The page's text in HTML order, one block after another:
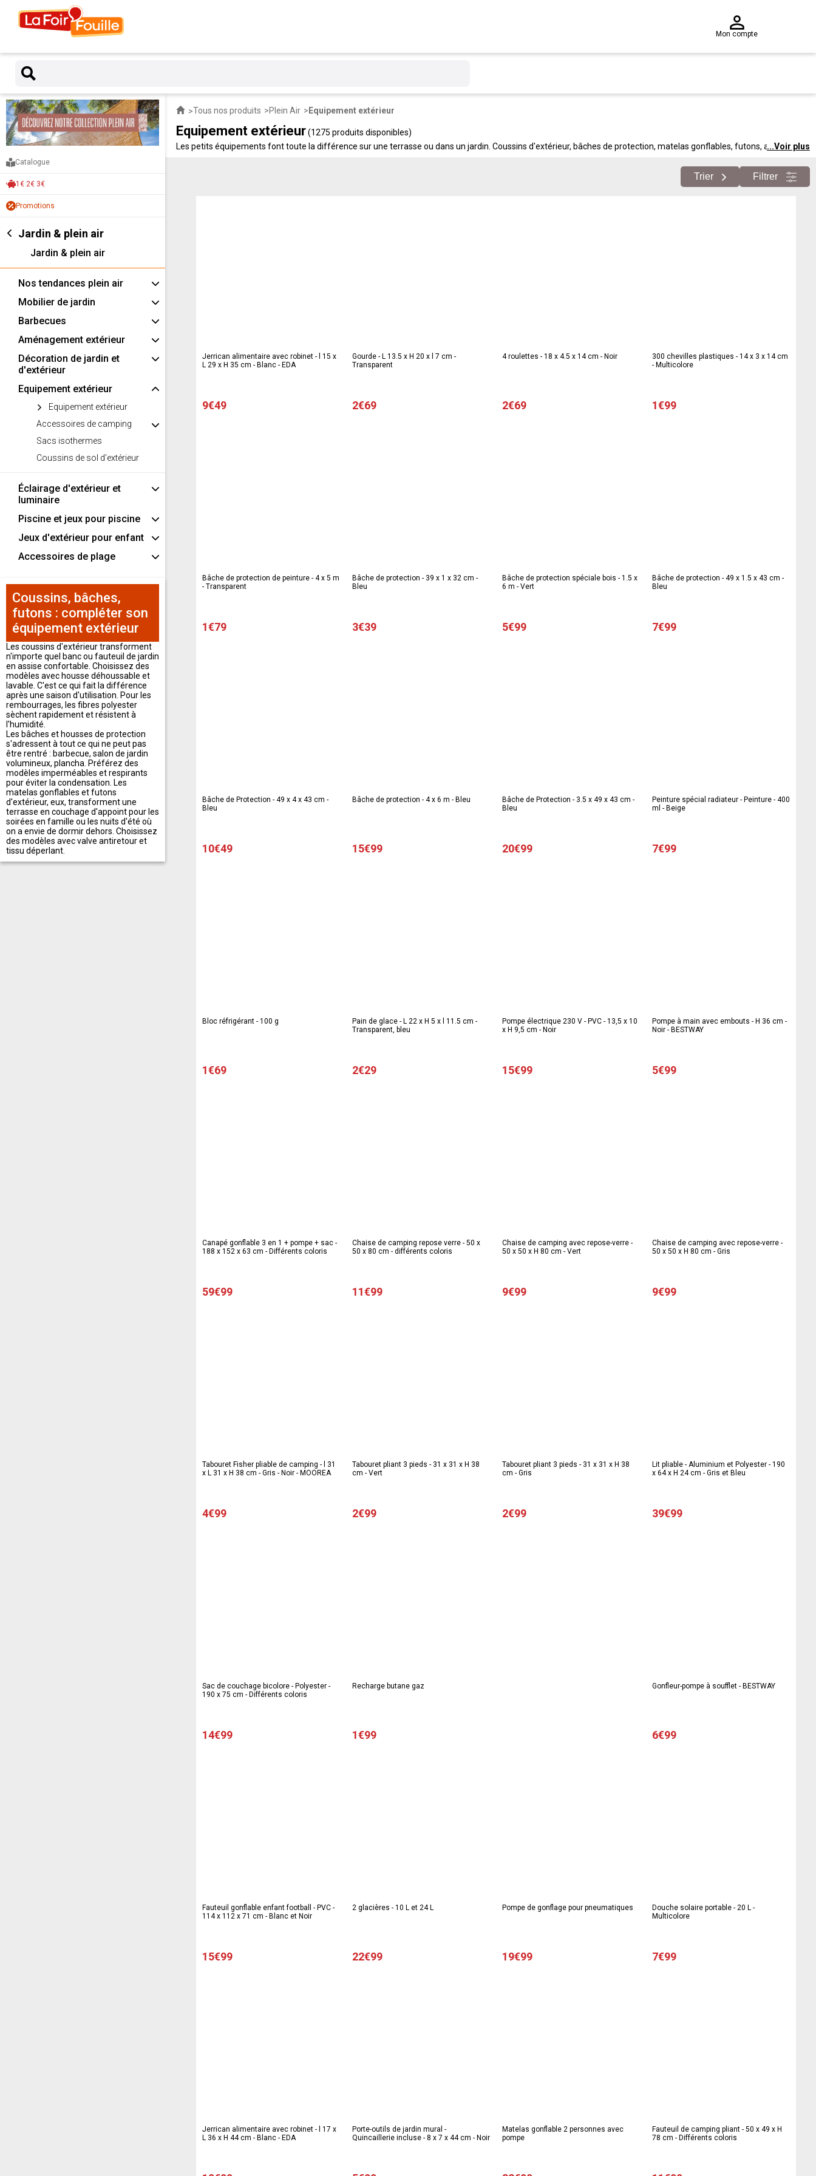
Mon compte
Catalogue
1€ 2€ 3€
Promotions
Jardin & plein air
Jardin & plein air
Nos tendances plein air
Mobilier de jardin
Barbecues
Aménagement extérieur
Décoration de jardin et
d'extérieur
Equipement extérieur
Equipement extérieur
Accessoires de camping
Sacs isothermes
Coussins de sol d'extérieur
Éclairage d'extérieur et
luminaire
Piscine et jeux pour piscine
Jeux d'extérieur pour enfant
Accessoires de plage
Coussins, bâches,
futons : compléter son
équipement extérieur
Les coussins d'extérieur transforment
n'importe quel banc ou fauteuil de jardin
en assise confortable. Choisissez des
modèles avec housse déhoussable et
lavable. C'est ce qui fait la différence
après une saison d'utilisation. Pour les
rembourrages, les fibres polyester
sèchent rapidement et résistent à
l'humidité.
Les bâches et housses de protection
s'adressent à tout ce qui ne peut pas
être rentré : barbecue, salon de jardin
volumineux, plancha. Préférez des
modèles imperméables et respirants
pour éviter la condensation. Les
matelas gonflables et futons
d'extérieur, eux, transforment une
terrasse en couchage d'appoint pour les
soirées en famille ou les nuits d'été où
on a envie de dormir dehors. Choisissez
des modèles avec valve antiretour et
tissu déperlant.
Tous nos produits Plein Air Equipement extérieur
Equipement extérieur(1275 produits disponibles)
Les petits équipements font toute la différence sur une terrasse ou dans un jardin. Coussins d'extérieur, bâches de protection, matelas gonflables, futons, accessoires
...Voir plus
Trier Filtrer
Jerrican alimentaire avec robinet - l 15 x
L 29 x H 35 cm - Blanc - EDA
9€49
Gourde - L 13.5 x H 20 x l 7 cm -
Transparent
2€69
4 roulettes - 18 x 4.5 x 14 cm - Noir
2€69
300 chevilles plastiques - 14 x 3 x 14 cm
- Multicolore
1€99
Bâche de protection de peinture - 4 x 5 m
- Transparent
1€79
Bâche de protection - 39 x 1 x 32 cm -
Bleu
3€39
Bâche de protection spéciale bois - 1.5 x
6 m - Vert
5€99
Bâche de protection - 49 x 1.5 x 43 cm -
Bleu
7€99
Bâche de Protection - 49 x 4 x 43 cm -
Bleu
10€49
Bâche de protection - 4 x 6 m - Bleu
15€99
Bâche de Protection - 3.5 x 49 x 43 cm -
Bleu
20€99
Peinture spécial radiateur - Peinture - 400
ml - Beige
7€99
Bloc réfrigérant - 100 g
1€69
Pain de glace - L 22 x H 5 x l 11.5 cm -
Transparent, bleu
2€29
Pompe électrique 230 V - PVC - 13,5 x 10
x H 9,5 cm - Noir
15€99
Pompe à main avec embouts - H 36 cm -
Noir - BESTWAY
5€99
Canapé gonflable 3 en 1 + pompe + sac -
188 x 152 x 63 cm - Différents coloris
59€99
Chaise de camping repose verre - 50 x
50 x 80 cm - différents coloris
11€99
Chaise de camping avec repose-verre -
50 x 50 x H 80 cm - Vert
9€99
Chaise de camping avec repose-verre -
50 x 50 x H 80 cm - Gris
9€99
Tabouret Fisher pliable de camping - l 31
x L 31 x H 38 cm - Gris - Noir - MOOREA
4€99
Tabouret pliant 3 pieds - 31 x 31 x H 38
cm - Vert
2€99
Tabouret pliant 3 pieds - 31 x 31 x H 38
cm - Gris
2€99
Lit pliable - Aluminium et Polyester - 190
x 64 x H 24 cm - Gris et Bleu
39€99
Sac de couchage bicolore - Polyester -
190 x 75 cm - Différents coloris
14€99
Recharge butane gaz
1€99
Gonfleur-pompe à soufflet - BESTWAY
6€99
Fauteuil gonflable enfant football - PVC -
114 x 112 x 71 cm - Blanc et Noir
15€99
2 glacières - 10 L et 24 L
22€99
Pompe de gonflage pour pneumatiques
19€99
Douche solaire portable - 20 L -
Multicolore
7€99
Jerrican alimentaire avec robinet - l 17 x
L 36 x H 44 cm - Blanc - EDA
Porte-outils de jardin mural -
Quincaillerie incluse - 8 x 7 x 44 cm - Noir
Matelas gonflable 2 personnes avec
pompe
Fauteuil de camping pliant - 50 x 49 x H
78 cm - Différents coloris